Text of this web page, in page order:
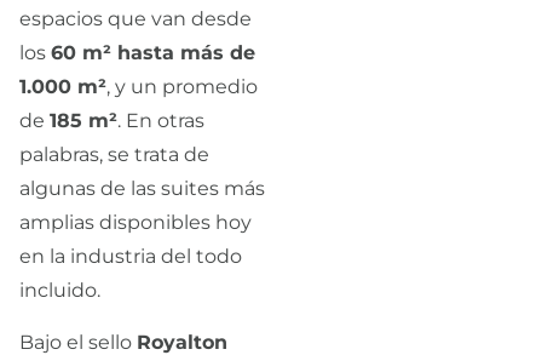
espacios que van desde
los 60 m² hasta más de
1.000 m², y un promedio
de 185 m². En otras
palabras, se trata de
algunas de las suites más
amplias disponibles hoy
en la industria del todo
incluido.
Bajo el sello Royalton